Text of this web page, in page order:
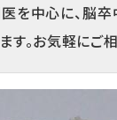
を中心に、脳
。お気軽にご相